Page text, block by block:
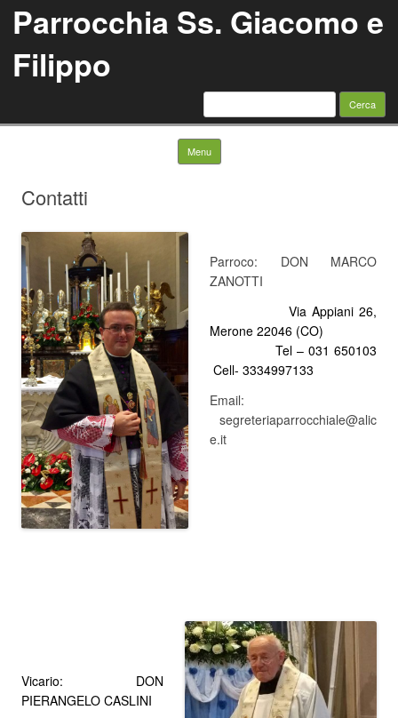
Parrocchia Ss. Giacomo e
Filippo
Ricerca
Menu Skip to content
Contatti
Parroco: DON MARCO
ZANOTTI
Via Appiani 26,
Merone 22046 (CO)
Tel – 031 650103
Cell- 3334997133
Email:
segreteriaparrocchiale@alic
e.it
Vicario: DON
PIERANGELO CASLINI